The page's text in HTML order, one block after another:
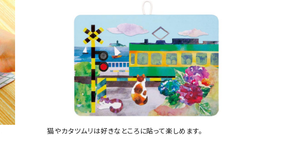
猫やカタツムリは好きなところに貼って楽しめます。